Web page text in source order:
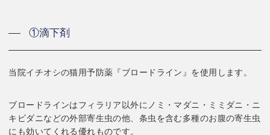
①滴下剤
当院イチオシの猫用予防薬『ブロードライン』を使用します。
ブロードラインはフィラリア以外にノミ・マダニ・ミミダニ・ニ
キビダニなどの外部寄生虫の他、条虫を含む多種のお腹の寄生虫
にも効いてくれる優れものです。